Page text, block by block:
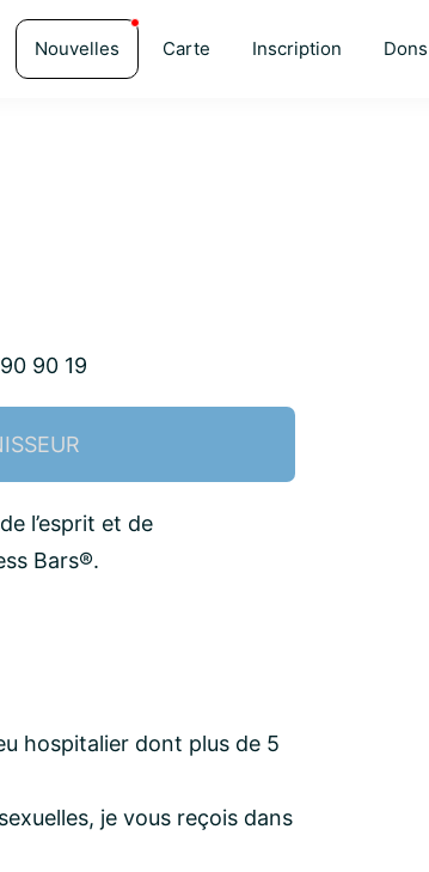
Nouvelles Carte Inscription Dons
90 19
l’esprit et de
Bars®.
hospitalier dont plus de 5
je vous reçois dans